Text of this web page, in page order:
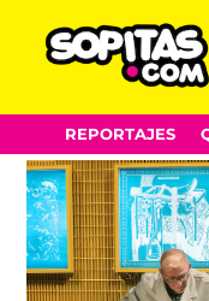
Skip
to
content
REPORTAJES